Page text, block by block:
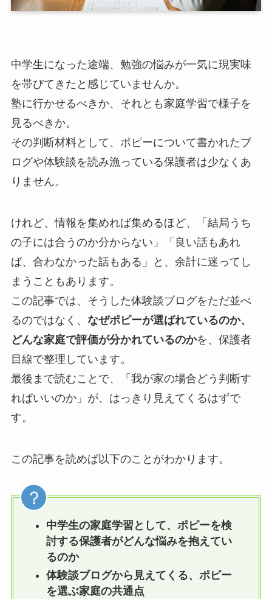
中学生になった途端、勉強の悩みが一気に現実味
を帯びてきたと感じていませんか。
塾に行かせるべきか、それとも家庭学習で様子を
見るべきか。
その判断材料として、ポピーについて書かれたブ
ログや体験談を読み漁っている保護者は少なくあ
りません。
けれど、情報を集めれば集めるほど、「結局うち
の子には合うのか分からない」「良い話もあれ
ば、合わなかった話もある」と、余計に迷ってし
まうこともあります。
この記事では、そうした体験談ブログをただ並べ
るのではなく、 なぜポピーが選ばれているのか、
どんな家庭で評価が分かれているのかを、保護者
目線で整理しています。
最後まで読むことで、「我が家の場合どう判断す
ればいいのか」が、はっきり見えてくるはずで
す。
この記事を読めば以下のことがわかります。
中学生の家庭学習として、ポピーを検
討する保護者がどんな悩みを抱えてい
るのか
体験談ブログから見えてくる、ポピー
を選ぶ家庭の共通点